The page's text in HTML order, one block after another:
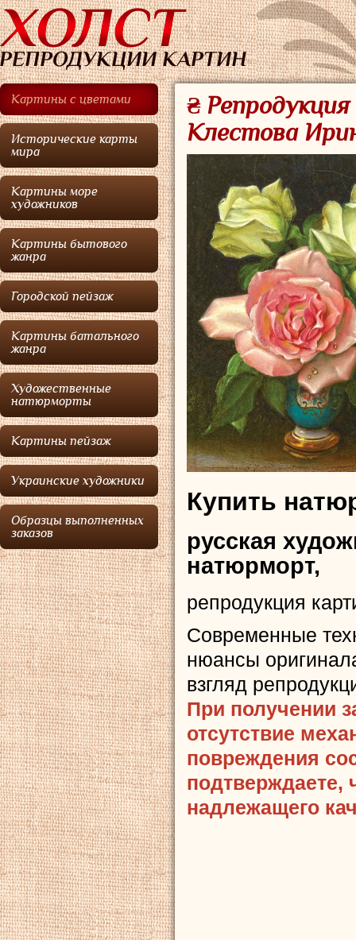
Картины с цветами
Исторические карты
мира
Картины море
художников
Картины бытового
жанра
Городской пейзаж
Картины батального
жанра
Художественные
натюрморты
Картины пейзаж
Украинские художники
Образцы выполненных
заказов
₴
Клестова
Купить
русская
натюрморт,
репродукция
Современные
нюансы
взгляд
При получении
отсутствие
повреждения
подтверждаете,
надлежащего